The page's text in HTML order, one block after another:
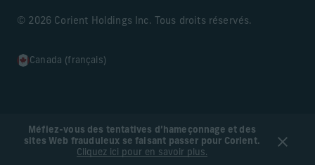
Méfiez-vous des tentatives d’hameçonnage et des
sites Web frauduleux se faisant passer pour Corient.
Cliquez ici pour en savoir plus.
© 2026 Corient Holdings Inc. Tous droits réservés.
Canada (français)